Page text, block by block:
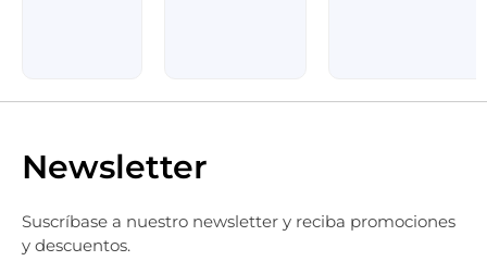
Newsletter
Suscríbase a nuestro newsletter y reciba promociones
y descuentos.